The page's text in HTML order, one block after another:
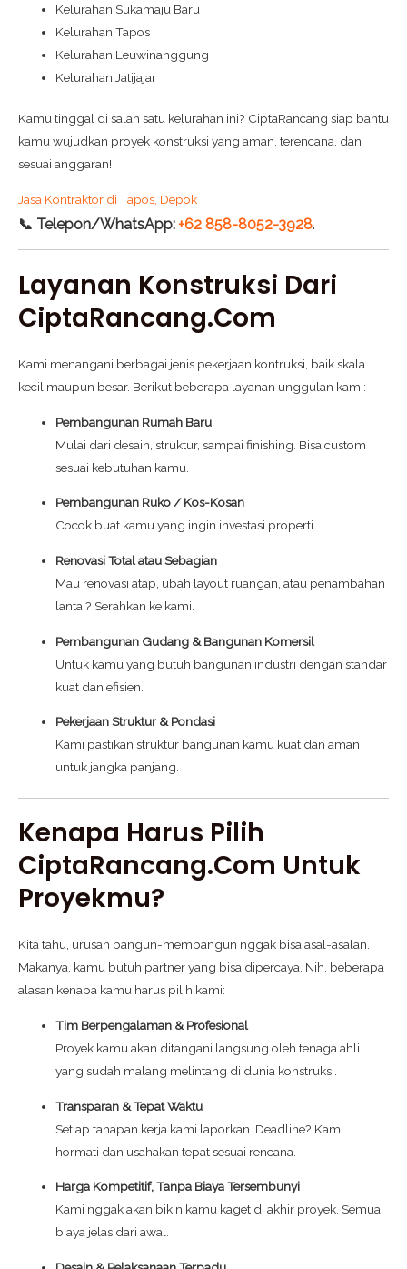
Kelurahan Sukamaju Baru
Kelurahan Tapos
Kelurahan Leuwinanggung
Kelurahan Jatijajar
Kamu tinggal di salah satu kelurahan ini? CiptaRancang siap bantu
kamu wujudkan proyek konstruksi yang aman, terencana, dan
sesuai anggaran!
Jasa Kontraktor di Tapos, Depok
📞 Telepon/WhatsApp:+62 858-8052-3928.
Layanan Konstruksi Dari
CiptaRancang.com
Kami menangani berbagai jenis pekerjaan kontruksi, baik skala
kecil maupun besar. Berikut beberapa layanan unggulan kami:
Pembangunan Rumah Baru
Mulai dari desain, struktur, sampai finishing. Bisa custom
sesuai kebutuhan kamu.
Pembangunan Ruko / Kos-Kosan
Cocok buat kamu yang ingin investasi properti.
Renovasi Total atau Sebagian
Mau renovasi atap, ubah layout ruangan, atau penambahan
lantai? Serahkan ke kami.
Pembangunan Gudang & Bangunan Komersil
Untuk kamu yang butuh bangunan industri dengan standar
kuat dan efisien.
Pekerjaan Struktur & Pondasi
Kami pastikan struktur bangunan kamu kuat dan aman
untuk jangka panjang.
Kenapa Harus Pilih
CiptaRancang.com Untuk
Proyekmu?
Kita tahu, urusan bangun-membangun nggak bisa asal-asalan.
Makanya, kamu butuh partner yang bisa dipercaya. Nih, beberapa
alasan kenapa kamu harus pilih kami:
Tim Berpengalaman & Profesional
Proyek kamu akan ditangani langsung oleh tenaga ahli
yang sudah malang melintang di dunia konstruksi.
Transparan & Tepat Waktu
Setiap tahapan kerja kami laporkan. Deadline? Kami
hormati dan usahakan tepat sesuai rencana.
Harga Kompetitif, Tanpa Biaya Tersembunyi
Kami nggak akan bikin kamu kaget di akhir proyek. Semua
biaya jelas dari awal.